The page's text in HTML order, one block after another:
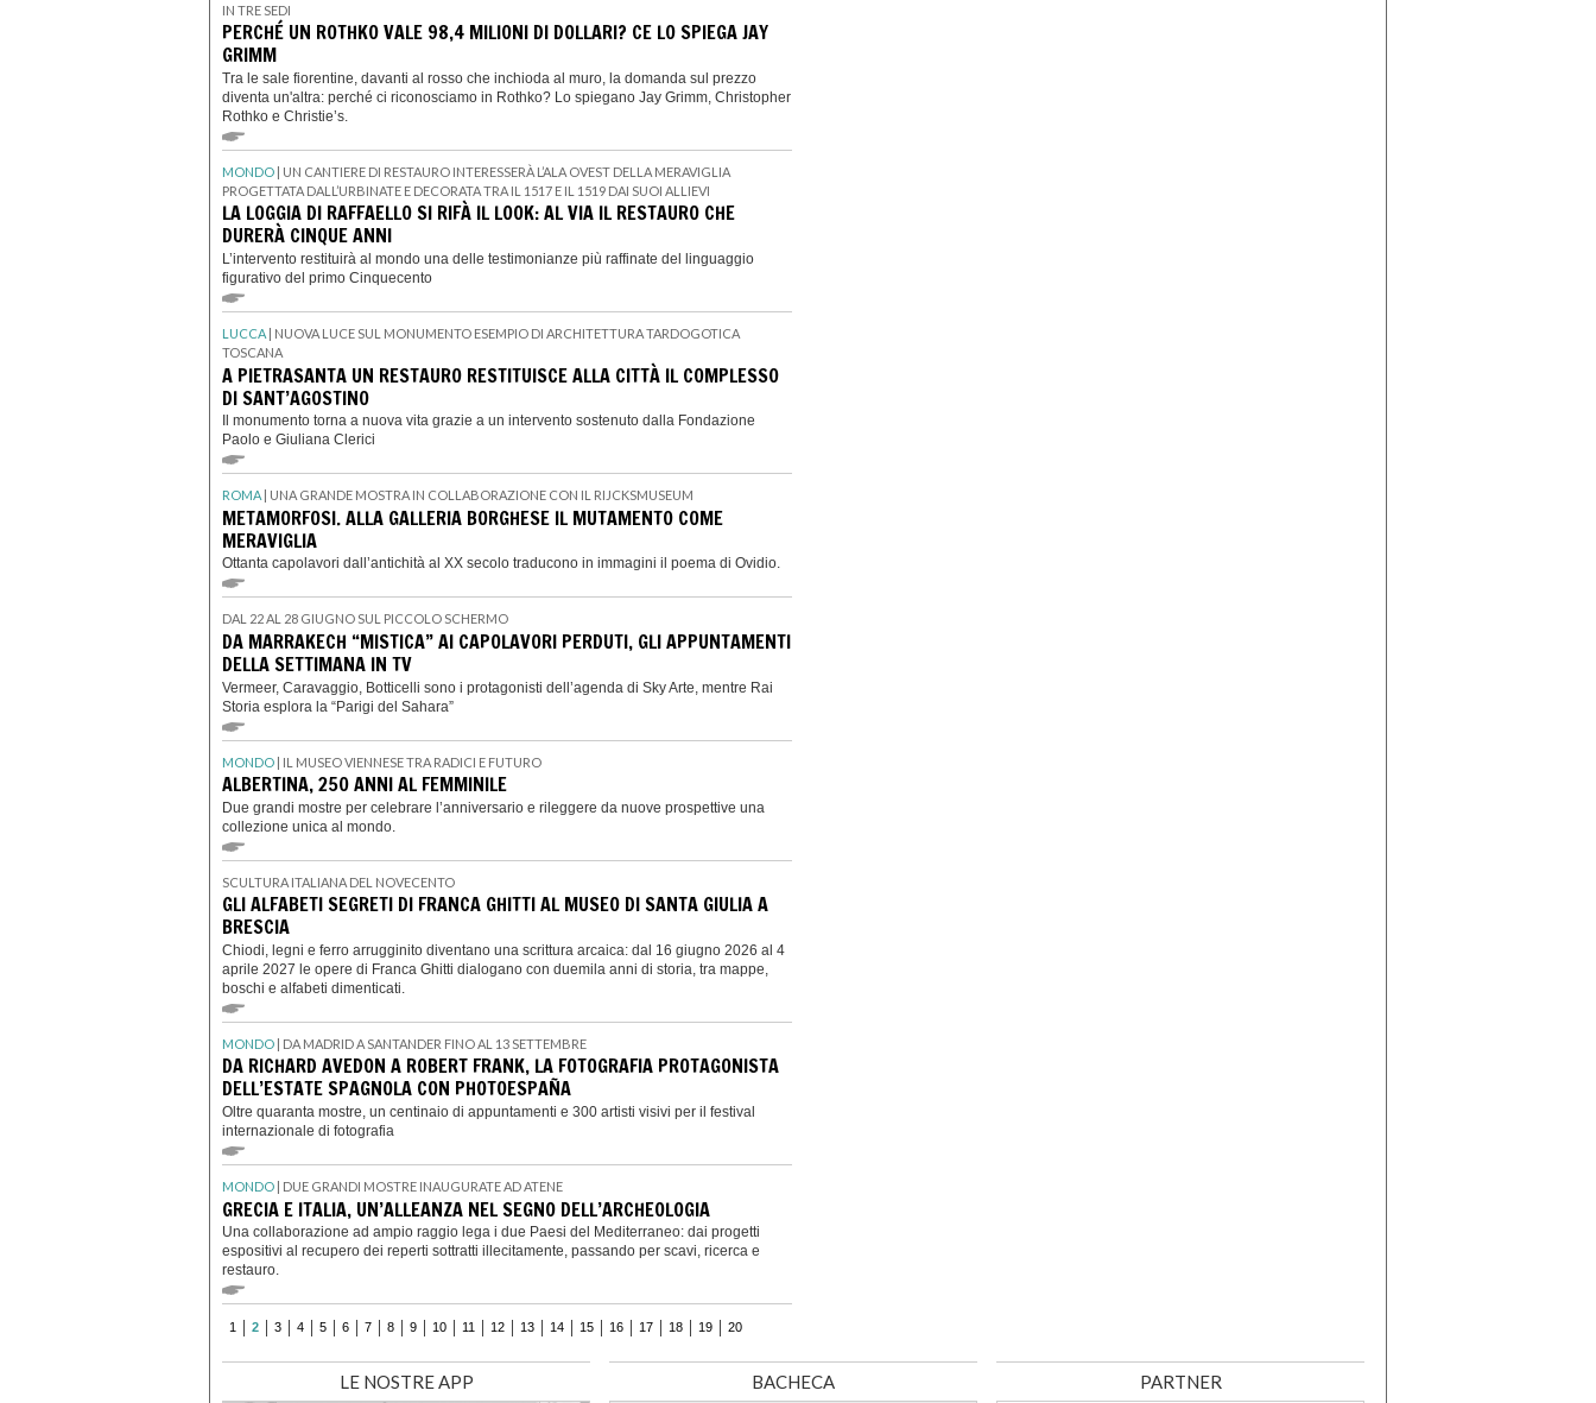
IN TRE SEDI
PERCHÉ UN ROTHKO VALE 98,4 MILIONI DI DOLLARI? CE LO SPIEGA JAY
GRIMM
Tra le sale fiorentine, davanti al rosso che inchioda al muro, la domanda sul prezzo
diventa un'altra: perché ci riconosciamo in Rothko? Lo spiegano Jay Grimm, Christopher
Rothko e Christie’s.
MONDO | UN CANTIERE DI RESTAURO INTERESSERÀ L’ALA OVEST DELLA MERAVIGLIA
PROGETTATA DALL’URBINATE E DECORATA TRA IL 1517 E IL 1519 DAI SUOI ALLIEVI
LA LOGGIA DI RAFFAELLO SI RIFÀ IL LOOK: AL VIA IL RESTAURO CHE
DURERÀ CINQUE ANNI
L’intervento restituirà al mondo una delle testimonianze più raffinate del linguaggio
figurativo del primo Cinquecento
LUCCA | NUOVA LUCE SUL MONUMENTO ESEMPIO DI ARCHITETTURA TARDOGOTICA
TOSCANA
A PIETRASANTA UN RESTAURO RESTITUISCE ALLA CITTÀ IL COMPLESSO
DI SANT’AGOSTINO
Il monumento torna a nuova vita grazie a un intervento sostenuto dalla Fondazione
Paolo e Giuliana Clerici
ROMA | UNA GRANDE MOSTRA IN COLLABORAZIONE CON IL RIJCKSMUSEUM
METAMORFOSI. ALLA GALLERIA BORGHESE IL MUTAMENTO COME
MERAVIGLIA
Ottanta capolavori dall’antichità al XX secolo traducono in immagini il poema di Ovidio.
DAL 22 AL 28 GIUGNO SUL PICCOLO SCHERMO
DA MARRAKECH “MISTICA” AI CAPOLAVORI PERDUTI, GLI APPUNTAMENTI
DELLA SETTIMANA IN TV
Vermeer, Caravaggio, Botticelli sono i protagonisti dell’agenda di Sky Arte, mentre Rai
Storia esplora la “Parigi del Sahara”
MONDO | IL MUSEO VIENNESE TRA RADICI E FUTURO
ALBERTINA, 250 ANNI AL FEMMINILE
Due grandi mostre per celebrare l’anniversario e rileggere da nuove prospettive una
collezione unica al mondo.
SCULTURA ITALIANA DEL NOVECENTO
GLI ALFABETI SEGRETI DI FRANCA GHITTI AL MUSEO DI SANTA GIULIA A
BRESCIA
Chiodi, legni e ferro arrugginito diventano una scrittura arcaica: dal 16 giugno 2026 al 4
aprile 2027 le opere di Franca Ghitti dialogano con duemila anni di storia, tra mappe,
boschi e alfabeti dimenticati.
MONDO | DA MADRID A SANTANDER FINO AL 13 SETTEMBRE
DA RICHARD AVEDON A ROBERT FRANK, LA FOTOGRAFIA PROTAGONISTA
DELL’ESTATE SPAGNOLA CON PHOTOESPAÑA
Oltre quaranta mostre, un centinaio di appuntamenti e 300 artisti visivi per il festival
internazionale di fotografia
MONDO | DUE GRANDI MOSTRE INAUGURATE AD ATENE
GRECIA E ITALIA, UN’ALLEANZA NEL SEGNO DELL’ARCHEOLOGIA
Una collaborazione ad ampio raggio lega i due Paesi del Mediterraneo: dai progetti
espositivi al recupero dei reperti sottratti illecitamente, passando per scavi, ricerca e
restauro.
1 2 3 4 5 6 7 8 9 10 11 12 13 14 15 16 17 18 19 20
LE NOSTRE APP BACHECA PARTNER